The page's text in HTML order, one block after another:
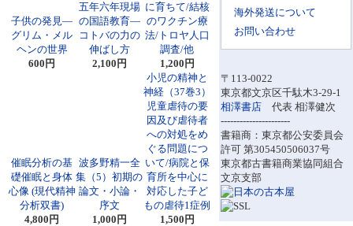
海外発送について
お問い合わせ
〒113-0022
東京都文京区千駄木3-29-1
相澤書店 代表 相澤健次
----------------------
書籍商：東京都公安委員会
許可 第305450506037号
東京都古書籍商業協同組合
文京支部
子供の発見―
グリム・メル
ヘンの世界
600円
五年六年現場
の国語教育―
コトバの力の
伸ばし方
2,100円
に育ちて/結核
のワクチン療
法/トロヤ人口
調査/他
1,200円
催眠分析の基
礎催眠と身体
心像 (現代精神
分析双書)
4,800円
波多野精一全
集（5）初期の
論文・小論・
序文
1,000円
小児の精神と
神経（37巻3）
児童虐待の要
因及び虐待者
への対処をめ
ぐる問題につ
いて/病院と保
育所を中心に
対応した子ど
もの虐待1症例
1,500円